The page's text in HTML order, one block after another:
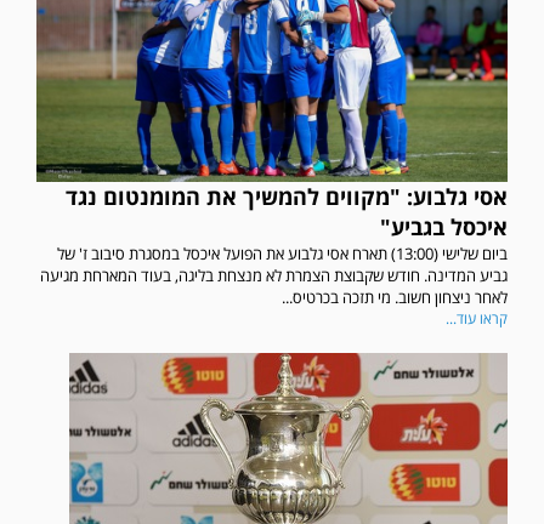
אסי גלבוע: "מקווים להמשיך את המומנטום נגד
איכסל בגביע"
ביום שלישי (13:00) תארח אסי גלבוע את הפועל איכסל במסגרת סיבוב ז' של
גביע המדינה. חודש שקבוצת הצמרת לא מנצחת בליגה, בעוד המארחת מגיעה
לאחר ניצחון חשוב. מי תזכה בכרטיס...
קראו עוד...